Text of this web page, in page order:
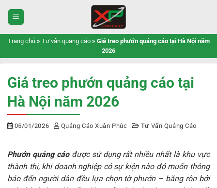
dungTrang chủ» Tư vấn quảng cáo» Giá treo phướn quảng cáo tại Hà Nội năm
2026
Giá treo phướn quảng cáo tại
Hà Nội năm 2026
05/01/2026 Quảng Cáo Xuân Phúc Tư Vấn Quảng Cáo
Phướn quảng cáođược sử dụng rất nhiều nhất là khu vực
thành thị, khi doanh nghiệp có sự kiện nào đó muốn thông
báo đến người dân đều lựa chọn tờ phướn – băng rôn bởi